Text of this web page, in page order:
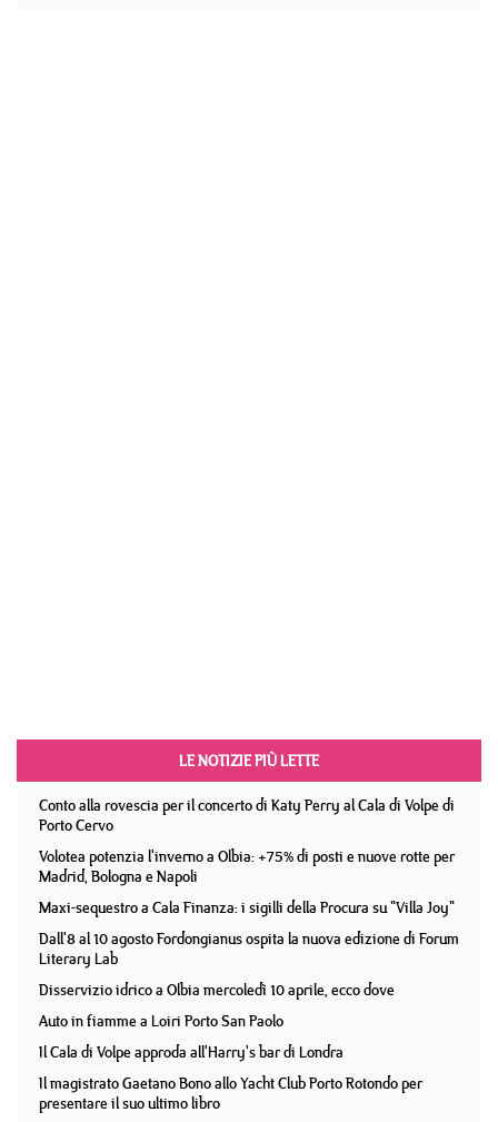
LE NOTIZIE PIÙ LETTE
Conto alla rovescia per il concerto di Katy Perry al Cala di Volpe di
Porto Cervo
Volotea potenzia l'inverno a Olbia: +75% di posti e nuove rotte per
Madrid, Bologna e Napoli
Maxi-sequestro a Cala Finanza: i sigilli della Procura su "Villa Joy"
Dall'8 al 10 agosto Fordongianus ospita la nuova edizione di Forum
Literary Lab
Disservizio idrico a Olbia mercoledì 10 aprile, ecco dove
Auto in fiamme a Loiri Porto San Paolo
Il Cala di Volpe approda all'Harry's bar di Londra
Il magistrato Gaetano Bono allo Yacht Club Porto Rotondo per
presentare il suo ultimo libro